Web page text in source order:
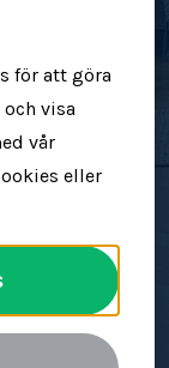
din
för att göra
visa
vår
eller